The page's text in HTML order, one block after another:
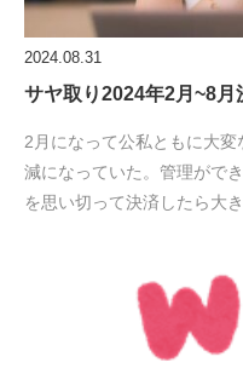
2024.08.31
サヤ取り2024年2月~8月
2月になって公私ともに大
減になっていた。管理がで
を思い切って決済したら大